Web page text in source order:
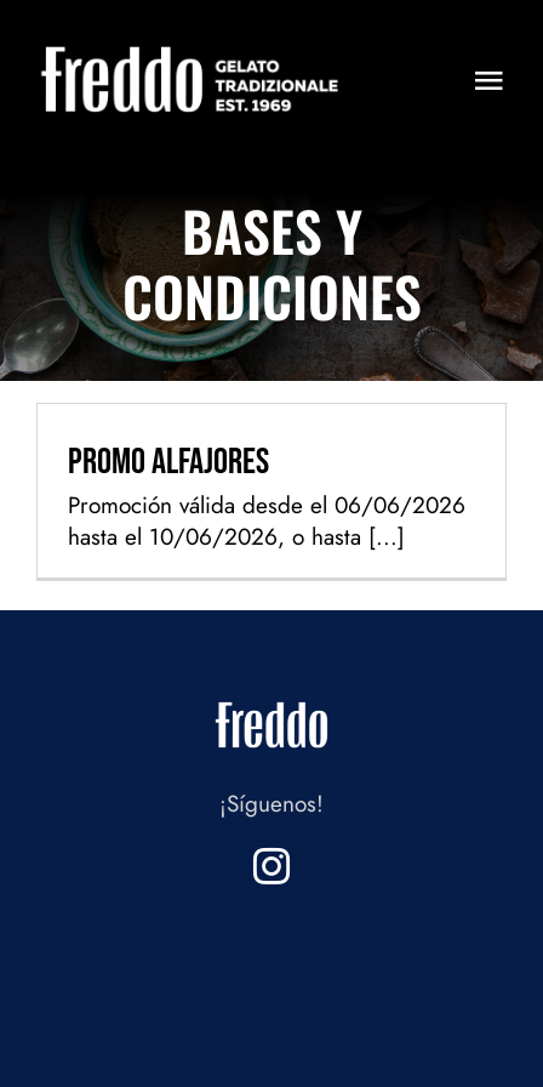
content
DÓNDE ESTAMOS
NOSOTROS
BASES Y
CONDICIONES
Promo Alfajores
Promoción válida desde el 06/06/2026
hasta el 10/06/2026, o hasta [...]
¡Síguenos!